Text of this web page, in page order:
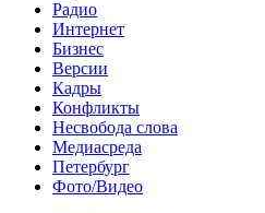
Радио
Интернет
Бизнес
Версии
Кадры
Конфликты
Несвобода слова
Медиасреда
Петербург
Фото/Видео